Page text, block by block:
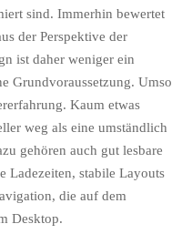
sind. Immerhin bewertet
der Perspektive der
ist daher weniger ein
Grundvoraussetzung. Umso
Kaum etwas
weg als eine umständlich
gehören auch gut lesbare
Ladezeiten, stabile Layouts
die auf dem
Desktop.